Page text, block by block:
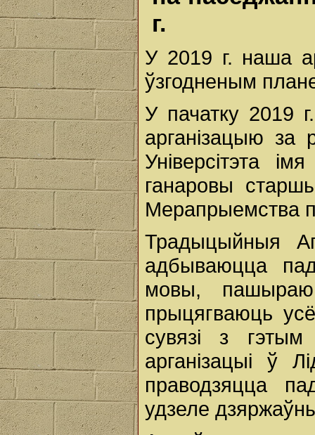
г.
У 2019 г. наша
ўзгодненым
У пачатку 2019
арганізацыю за
Універсітэта
ганаровы
Мерапрыемства
Традыцыйныя
адбываюцца
мовы,
прыцягваюць
сувязі з
арганізацыі ў
праводзяцца
удзеле